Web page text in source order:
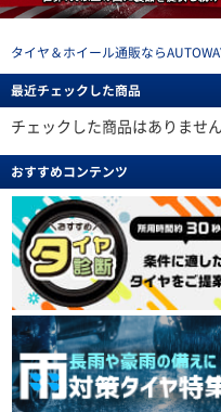
タイヤ＆ホイール通販なら
最近チェックした商品
チェックした商品はありません
おすすめコンテンツ